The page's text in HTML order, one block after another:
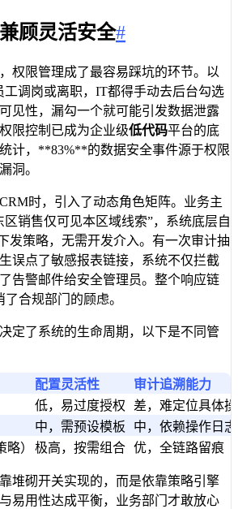
顾灵活安全#
权限管理成了最容易踩坑的环节。以
工调岗或离职，IT都得手动去后台勾选
见性，漏勾一个就可能引发数据泄露
限控制已成为企业级低代码平台的底
计，**83%**的数据安全事件源于权限
洞。
时，引入了动态角色矩阵。业务主
区销售仅可见本区域线索”，系统底层自
发策略，无需开发介入。有一次审计抽
误点了敏感报表链接，系统不仅拦截
告警邮件给安全管理员。整个响应链
合规部门的顾虑。
定了系统的生命周期，以下是不同管
配置灵活性
审计追溯能力
低，易过度授权
差，难定位具体
中，需预设模板
中，依赖操作日志
）
极高，按需组合 优，全链路留痕
堆砌开关实现的，而是依靠策略引擎
易用性达成平衡，业务部门才敢放心